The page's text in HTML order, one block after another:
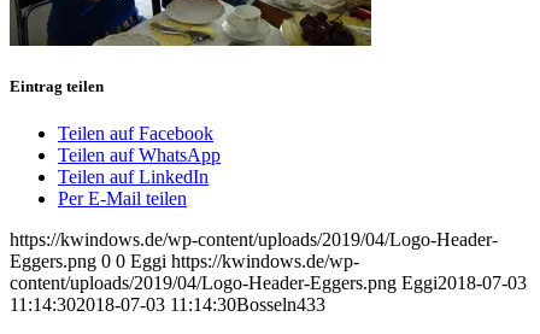
Eintrag teilen
Teilen auf Facebook
Teilen auf WhatsApp
Teilen auf LinkedIn
Per E-Mail teilen
https://kwindows.de/wp-content/uploads/2019/04/Logo-Header-
Eggers.png 0 0 Eggi https://kwindows.de/wp-
content/uploads/2019/04/Logo-Header-Eggers.png Eggi2018-07-03
11:14:302018-07-03 11:14:30Bosseln433